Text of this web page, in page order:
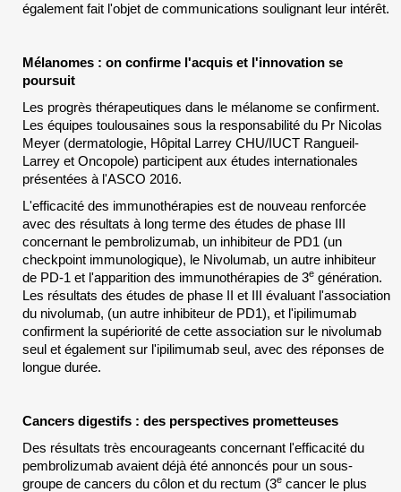
également fait l'objet de communications soulignant leur intérêt.
Mélanomes : on confirme l'acquis et l'innovation se
poursuit
Les progrès thérapeutiques dans le mélanome se confirment.
Les équipes toulousaines sous la responsabilité du Pr Nicolas
Meyer (dermatologie, Hôpital Larrey CHU/IUCT Rangueil-
Larrey et Oncopole) participent aux études internationales
présentées à l'ASCO 2016.
L'efficacité des immunothérapies est de nouveau renforcée
avec des résultats à long terme des études de phase III
concernant le pembrolizumab, un inhibiteur de PD1 (un
checkpoint immunologique), le Nivolumab, un autre inhibiteur
de PD-1 et l'apparition des immunothérapies de 3e génération.
Les résultats des études de phase II et III évaluant l'association
du nivolumab, (un autre inhibiteur de PD1), et l'ipilimumab
confirment la supériorité de cette association sur le nivolumab
seul et également sur l'ipilimumab seul, avec des réponses de
longue durée.
Cancers digestifs : des perspectives prometteuses
Des résultats très encourageants concernant l'efficacité du
pembrolizumab avaient déjà été annoncés pour un sous-
groupe de cancers du côlon et du rectum (3e cancer le plus